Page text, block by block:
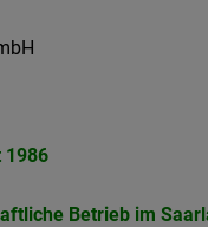
1986
Betrieb im